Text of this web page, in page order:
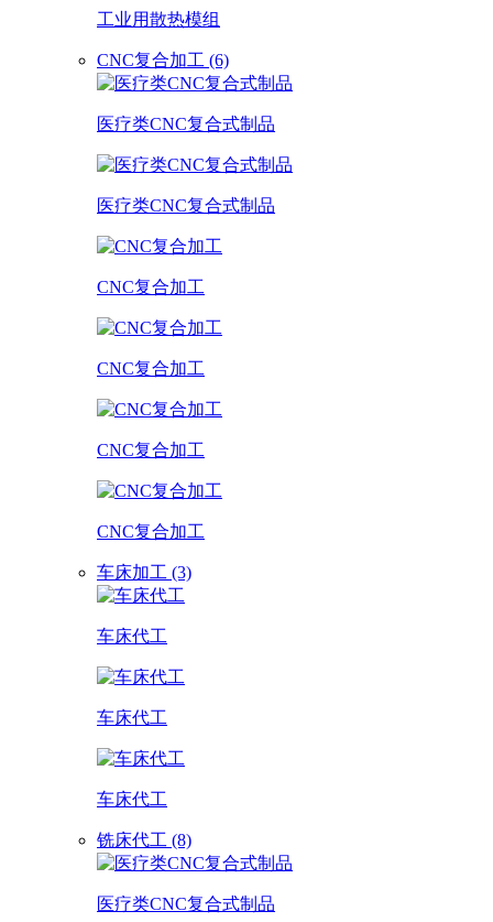
工业用散热模组
CNC复合加工 (6)
医疗类CNC复合式制品
医疗类CNC复合式制品
CNC复合加工
CNC复合加工
CNC复合加工
CNC复合加工
车床加工 (3)
车床代工
车床代工
车床代工
铣床代工 (8)
医疗类CNC复合式制品